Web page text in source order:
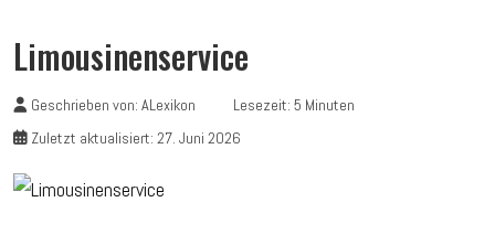
Limousinenservice
Geschrieben von: ALexikon
Lesezeit: 5 Minuten
Zuletzt aktualisiert: 27. Juni 2026